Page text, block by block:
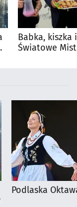
Babka, kiszka
Światowe
Podlaska